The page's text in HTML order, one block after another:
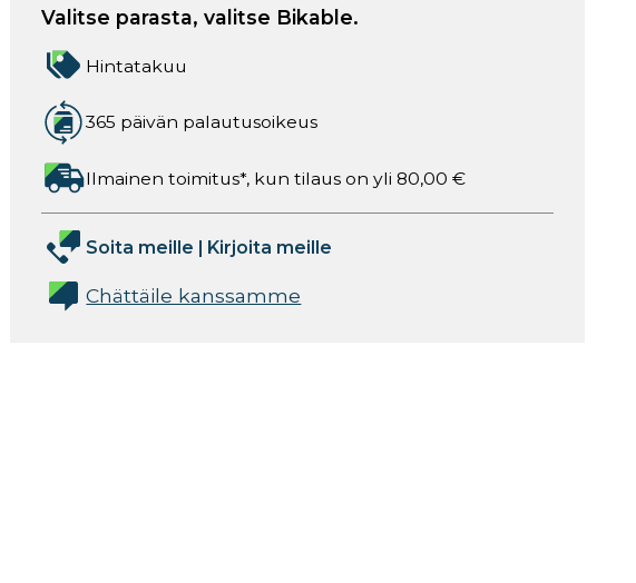
Valitse parasta, valitse Bikable.
Hintatakuu
365 päivän palautusoikeus
Ilmainen toimitus*, kun tilaus on yli 80,00 €
Soita meille | Kirjoita meille
Chättäile kanssamme